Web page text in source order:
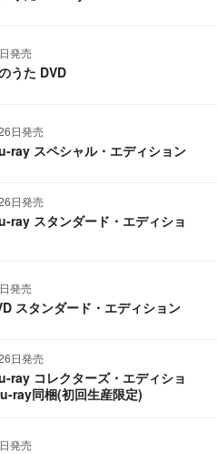
発売
うた DVD
日発売
ray スペシャル・エディション
日発売
ray スタンダード・エディショ
発売
スタンダード・エディション
日発売
ray コレクターズ・エディショ
ray同梱(初回生産限定)
発売